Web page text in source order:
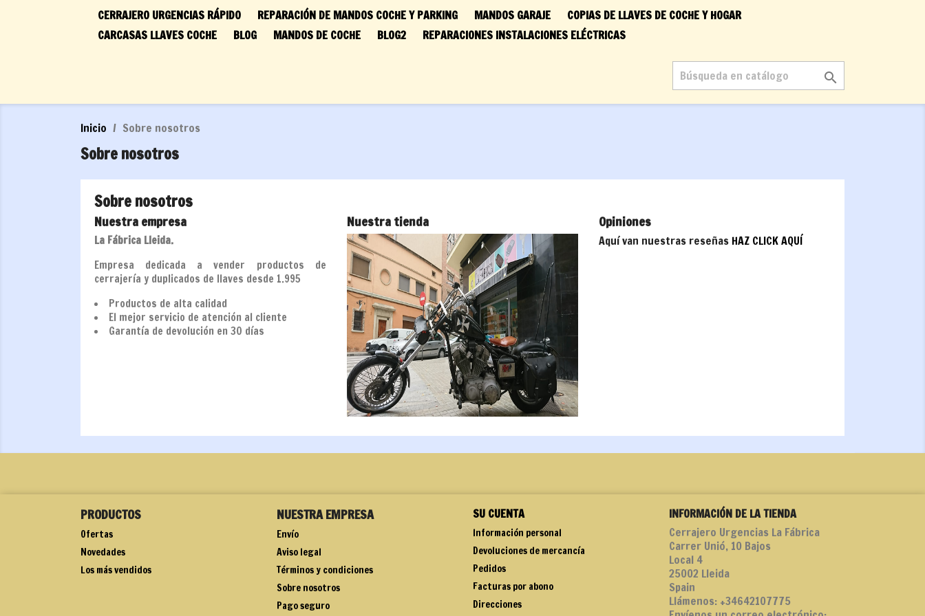
CERRAJERO URGENCIAS RÁPIDO REPARACIÓN DE MANDOS COCHE Y PARKING MANDOS GARAJE
COPIAS DE LLAVES DE COCHE Y HOGAR
CARCASAS LLAVES COCHE
BLOG MANDOS DE COCHE BLOG2 REPARACIONES INSTALACIONES ELÉCTRICAS

Inicio Sobre nosotros
Sobre nosotros
Sobre nosotros
Nuestra empresa
La Fábrica Lleida.
Empresa dedicada a vender productos de
cerrajería y duplicados de llaves desde 1.995
Productos de alta calidad
El mejor servicio de atención al cliente
Garantía de devolución en 30 días
Nuestra tienda Opiniones
Aquí van nuestras reseñas HAZ CLICK AQUÍ
PRODUCTOS
Ofertas
Novedades
Los más vendidos
NUESTRA EMPRESA
Envío
Aviso legal
Términos y condiciones
Sobre nosotros
Pago seguro
SU CUENTA
Información personal
Devoluciones de mercancía
Pedidos
Facturas por abono
Direcciones
INFORMACIÓN DE LA TIENDA
Cerrajero Urgencias La Fábrica
Carrer Unió, 10 Bajos
Local 4
25002 Lleida
Spain
Llámenos: +34642107775